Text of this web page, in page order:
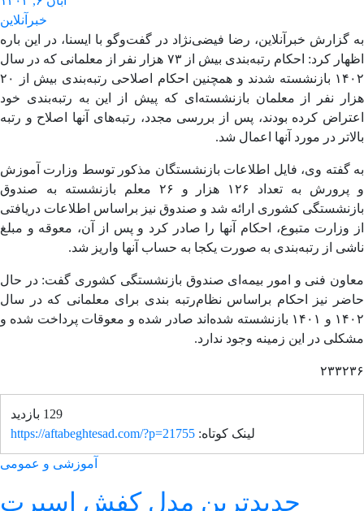
خبرآنلاین
گزارش خبرآنلاین، رضا فیضی‌نژاد در گفت‌وگو با ایسنا، در این باره
اظهار کرد: احکام رتبه‌بندی بیش از ۷۳ هزار نفر از معلمانی که در سال
۱۴۰۲ بازنشسته شدند و همچنین احکام اصلاحی رتبه‌بندی بیش از ۲۰
نفر از معلمان بازنشسته‌ای که پیش از این به رتبه‌بندی خود
کرده بودند، پس از بررسی مجدد، رتبه‌های آنها اصلاح و رتبه
در مورد آنها اعمال شد.
گفته وی، فایل اطلاعات بازنشستگان مذکور توسط وزارت آموزش
و پرورش به تعداد ۱۲۶ هزار و ۲۶ معلم بازنشسته به صندوق
کشوری ارائه شد و صندوق نیز براساس اطلاعات دریافتی
وزارت متبوع، احکام آنها را صادر کرد و پس از آن، معوقه و مبلغ
از رتبه‌بندی به صورت یکجا به حساب آنها واریز شد.
فنی و امور بیمه‌ای صندوق بازنشستگی کشوری گفت: در حال
نیز احکام براساس نظام‌رتبه بندی برای معلمانی که در سال
۱۴۰۲ و ۱۴۰۱ بازنشسته شده‌اند صادر شده و معوقات پرداخت شده و
در این زمینه وجود ندارد.
129 بازدید
لینک کوتاه:https://aftabeghtesad.com/?p=21755
آموزشی و عمومی
جدیدترین مدل کفش اسپرت